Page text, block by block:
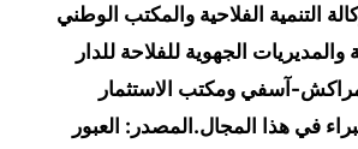
التنمية الفلاحية والمكتب الوطني
والمديريات الجهوية للفلاحة للدار
آسفي ومكتب الاستثمار
في هذا المجال.المصدر: العبور